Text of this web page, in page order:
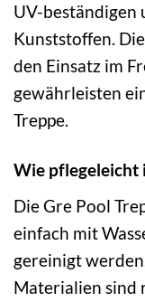
UV-beständigen
Kunststoffen.
den Einsatz im
gewährleisten
Treppe.
Wie pflegeleicht
Die Gre Pool
einfach mit
gereinigt
Materialien sind